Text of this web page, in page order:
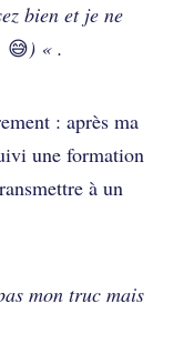
bien et je ne
😅) « .
: après ma
une formation
à un
mon truc mais